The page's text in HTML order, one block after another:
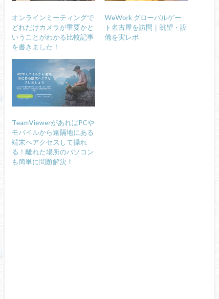
オンラインミーティングで
どれだけカメラが重要かと
いうことがわかる比較記事
を書きました！
WeWork グローバルゲー
ト名古屋を訪問｜眺望・設
備を実レポ
TeamViewerがあればPCや
モバイルから遠隔地にある
端末へアクセスして操れ
る！離れた場所のパソコン
も簡単に問題解決！